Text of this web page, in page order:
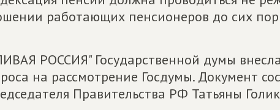
работающих пенсионеров до сих пор
РОССИЯ" Государственной думы
на рассмотрение Госдумы. Документ
Правительства РФ Татьяны